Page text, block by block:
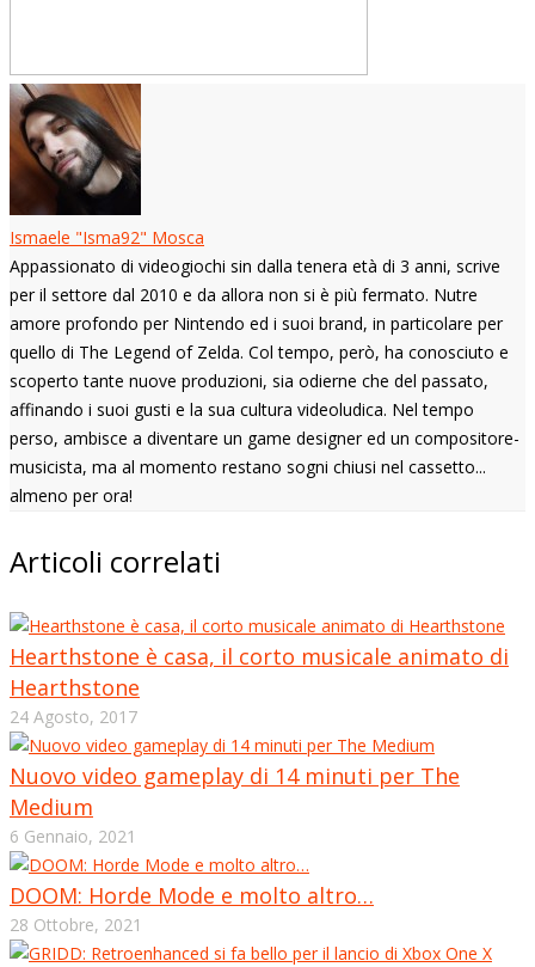
Ismaele "Isma92" Mosca
Appassionato di videogiochi sin dalla tenera età di 3 anni, scrive
per il settore dal 2010 e da allora non si è più fermato. Nutre
amore profondo per Nintendo ed i suoi brand, in particolare per
quello di The Legend of Zelda. Col tempo, però, ha conosciuto e
scoperto tante nuove produzioni, sia odierne che del passato,
affinando i suoi gusti e la sua cultura videoludica. Nel tempo
perso, ambisce a diventare un game designer ed un compositore-
musicista, ma al momento restano sogni chiusi nel cassetto...
almeno per ora!
Articoli correlati
Hearthstone è casa, il corto musicale animato di
Hearthstone
24 Agosto, 2017
Nuovo video gameplay di 14 minuti per The
Medium
6 Gennaio, 2021
DOOM: Horde Mode e molto altro…
28 Ottobre, 2021